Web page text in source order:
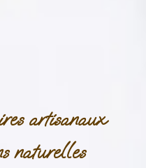
artisanaux
naturelles